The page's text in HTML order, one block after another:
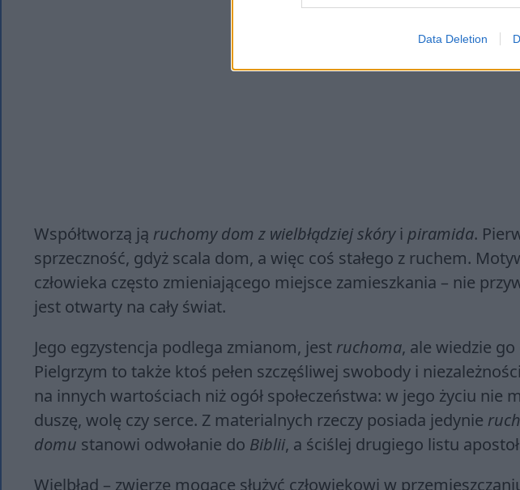
Data Deletion
Współtworzą ją ruchomy dom z wielbłądziej skóryi piramida.
sprzeczność, gdyż scala dom, a więc coś stałego z ruchem.
człowieka często zmieniającego miejsce zamieszkania – nie
jest otwarty na cały świat.
Jego egzystencja podlega zmianom, jest ruchoma, ale wiedzie
Pielgrzym to także ktoś pełen szczęśliwej swobody i
na innych wartościach niż ogół społeczeństwa: w jego życiu nie
duszę, wolę czy serce. Z materialnych rzeczy posiada jedynie
domu stanowi odwołanie do Biblii, a ściślej drugiego listu
Wielbłąd – zwierzę mogące służyć człowiekowi w